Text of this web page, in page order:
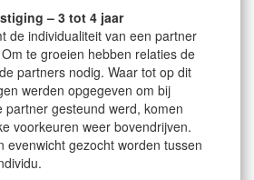
– 3 tot 4 jaar
de individualiteit van een partner
te groeien hebben relaties de
partners nodig. Waar tot op dit
werden opgegeven om bij
partner gesteund werd, komen
voorkeuren weer bovendrijven.
evenwicht gezocht worden tussen